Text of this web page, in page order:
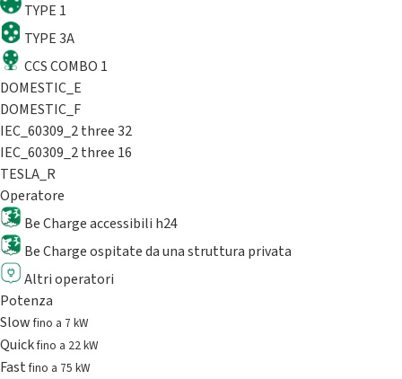
TYPE 1
TYPE 3A
CCS COMBO 1
DOMESTIC_E
DOMESTIC_F
IEC_60309_2 three 32
IEC_60309_2 three 16
TESLA_R
Operatore
Be Charge accessibili h24
Be Charge ospitate da una struttura privata
Altri operatori
Potenza
Slowfino a 7 kW
Quickfino a 22 kW
Fastfino a 75 kW